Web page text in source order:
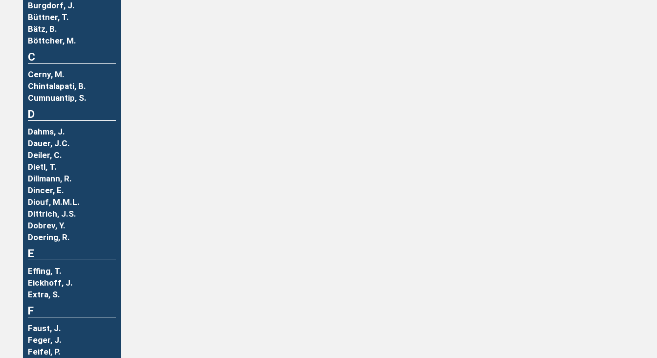
Burgdorf, J.
Büttner, T.
Bätz, B.
Böttcher, M.
C
Cerny, M.
Chintalapati, B.
Cumnuantip, S.
D
Dahms, J.
Dauer, J.C.
Deiler, C.
Dietl, T.
Dillmann, R.
Dincer, E.
Diouf, M.M.L.
Dittrich, J.S.
Dobrev, Y.
Doering, R.
E
Effing, T.
Eickhoff, J.
Extra, S.
F
Faust, J.
Feger, J.
Feifel, P.